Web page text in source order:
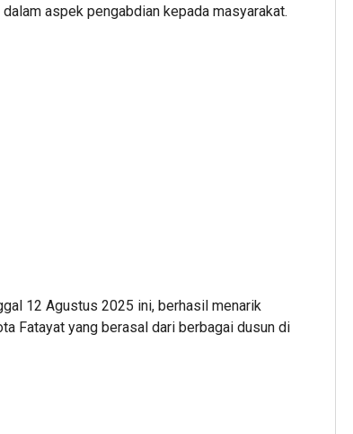
aspek pengabdian kepada masyarakat.
12 Agustus 2025 ini, berhasil menarik
Fatayat yang berasal dari berbagai dusun di